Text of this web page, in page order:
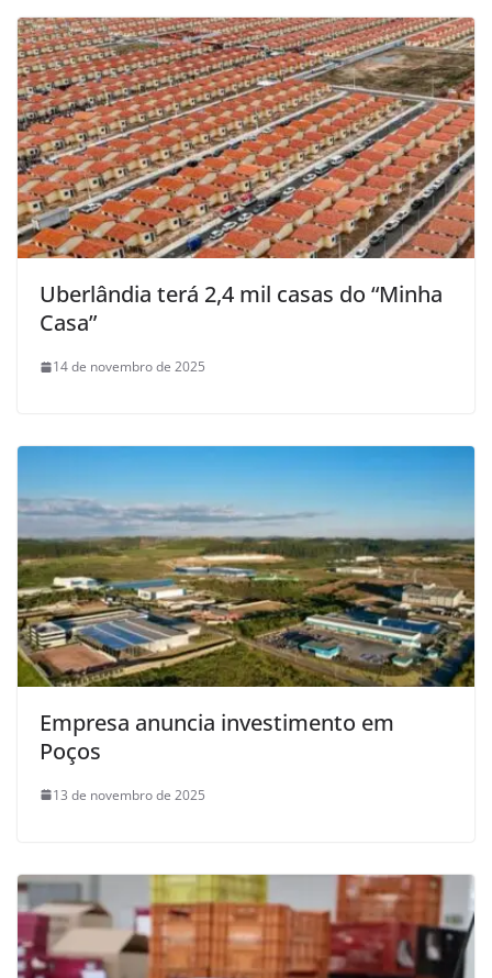
Uberlândia terá 2,4 mil casas do “Minha
Casa”
14 de novembro de 2025
Empresa anuncia investimento em
Poços
13 de novembro de 2025